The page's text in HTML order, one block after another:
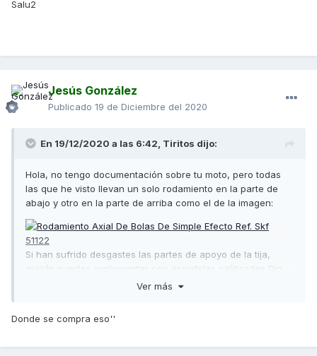
Salu2
Jesús González
Publicado 19 de Diciembre del 2020
En 19/12/2020 a las 6:42, Tiritos dijo:
Hola, no tengo documentación sobre tu moto, pero todas
las que he visto llevan un solo rodamiento en la parte de
abajo y otro en la parte de arriba como el de la imagen:
Si han sufrido desgastes las partes de apoyo de la tija,
quizás puedas suplementar con arandelas calibradas Din
988 y luego regular el ajuste con las tuercas de la tija.
Ver más
Donde se compra eso''